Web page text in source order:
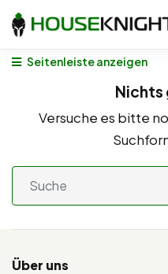
Seitenleiste anzeigen
Nichts
Versuche es bitte
Über uns